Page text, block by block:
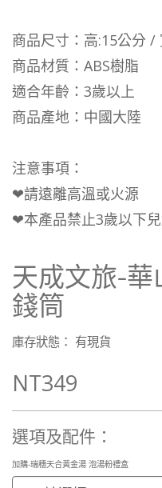
商品尺寸：高:15公分 /
商品材質：ABS樹脂
適合年齡：3歲以上
商品產地：中國大陸
注意事項：
❤請遠離高溫或火源
❤本產品禁止3歲以下
天成文旅-
錢筒
庫存狀態： 有現貨
NT349
選項及配件：
加購-瑞穗天合黃金湯 泡湯粉禮盒